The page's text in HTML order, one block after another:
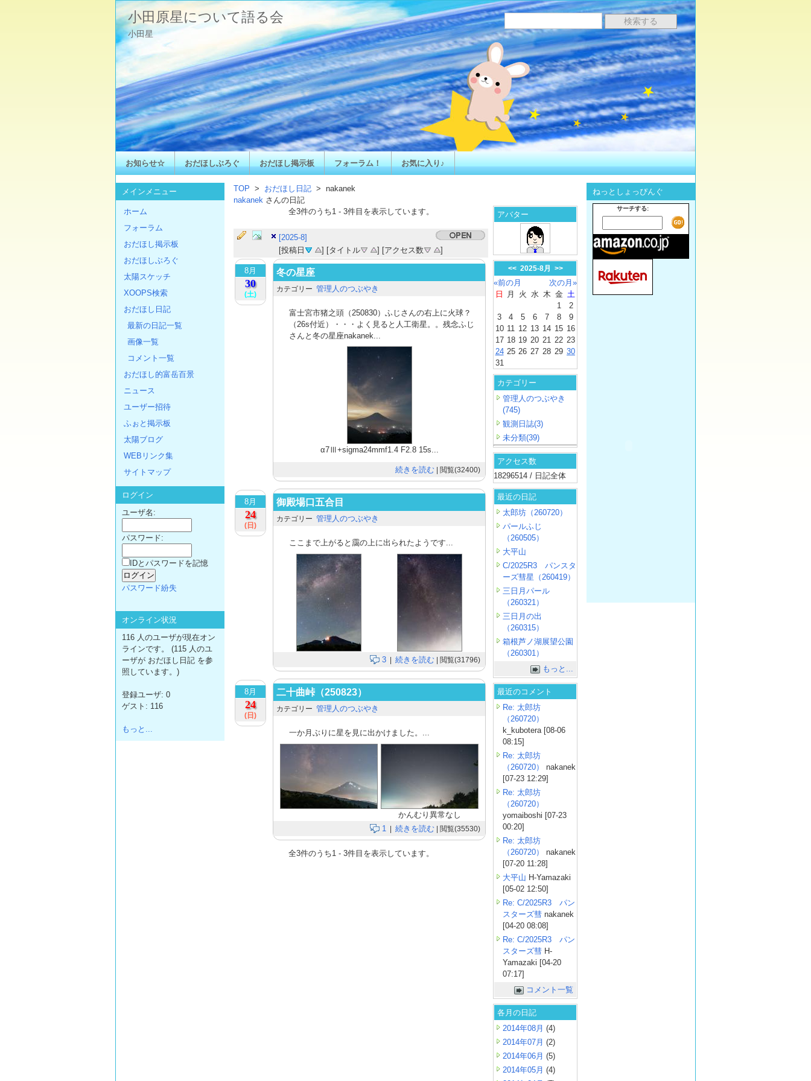
小田原星について語る会
小田星
お知らせ☆ おだほしぶろぐ おだほし掲示板 フォーラム！ お気に入り♪
TOP > おだほし日記 > nakanek
nakanek さんの日記
全3件のうち1- 3件目を表示しています。
[2025-8]
[投稿日
] [タイトル ] [アクセス数 ]
8月
30
(土)
冬の星座
カテゴリー 管理人のつぶやき
富士宮市猪之頭（250830）ふじさんの右上に火球？
（26s付近）・・・よく見ると人工衛星。。残念ふじ
さんと冬の星座nakanek...
α7Ⅲ+sigma24mmf1.4 F2.8 15s...
続きを読む | 閲覧(32400)
8月
24
(日)
御殿場口五合目
カテゴリー 管理人のつぶやき
ここまで上がると靄の上に出られたようです...
3 | 続きを読む | 閲覧(31796)
8月
24
(日)
二十曲峠（250823）
カテゴリー 管理人のつぶやき
一か月ぶりに星を見に出かけました。...
かんむり異常なし
1
| 続きを読む | 閲覧(35530)
全3件のうち1- 3件目を表示しています。
アバター
<< 2025-8月 >>
«前の月
次の月»
日
月 火 水 木 金 土
1
2
3
4 5 6 7 8
9
10 11 12 13 14 15 16
17 18 19 20 21 22 23
24 25 26 27 28 29 30
31
カテゴリー
管理人のつぶやき
(745)
観測日誌(3)
未分類(39)
アクセス数
18296514 / 日記全体
最近の日記
太郎坊（260720）
パールふじ
（260505）
大平山
C/2025R3 パンスタ
ーズ彗星（260419）
三日月パール
（260321）
三日月の出
（260315）
箱根芦ノ湖展望公園
（260301）
もっと...
最近のコメント
Re: 太郎坊
（260720）
k_kubotera [08-06
08:15]
Re: 太郎坊
（260720）
nakanek
[07-23 12:29]
Re: 太郎坊
（260720）
yomaiboshi [07-23
00:20]
Re: 太郎坊
（260720）
nakanek
[07-20 11:28]
大平山 H-Yamazaki
[05-02 12:50]
Re: C/2025R3 パン
スターズ彗 nakanek
[04-20 08:08]
Re: C/2025R3 パン
スターズ彗 H-
Yamazaki [04-20
07:17]
コメント一覧
各月の日記
2014年08月 (4)
2014年07月 (2)
2014年06月 (5)
2014年05月 (4)
メインメニュー
ホーム
フォーラム
おだほし掲示板
おだほしぶろぐ
太陽スケッチ
XOOPS検索
おだほし日記
最新の日記一覧
画像一覧
コメント一覧
おだほし的富岳百景
ニュース
ユーザー招待
ふぉと掲示板
太陽ブログ
WEBリンク集
サイトマップ
ログイン
ユーザ名:
パスワード:
IDとパスワードを記憶
パスワード紛失
オンライン状況
116 人のユーザが現在オン
ラインです。 (115 人のユ
ーザが おだほし日記 を参
照しています。)
登録ユーザ: 0
ゲスト: 116
もっと...
ねっとしょっぴんぐ
サーチする: